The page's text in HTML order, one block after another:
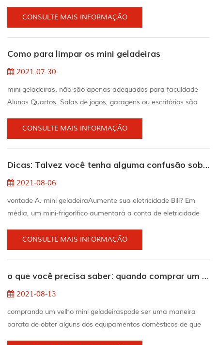
americanos cozinha. tem casa mini geladeiras. , mini frigoríficos
para dormitórios, mini geladeiras para bares, mini geladeiras
no tamanho, menor custo de energia e fre...
CONSULTE MAIS INFORMAÇÃO
Como para limpar os mini geladeiras
2021-07-30
mini geladeiras. não são apenas adequados para faculdade
Alunos Quartos. Salas de jogos, garagens ou escritórios são
manter bebidas e lanches legais e impedir que os usuários the
Trekking todo o caminho até o principal geladeira. Assim como
também ser limpo regularmente para mantê...
CONSULTE MAIS INFORMAÇÃO
Dicas: Talvez você tenha alguma confusão sobre o mini geladeira
2021-08-06
vontade A. mini geladeiraAumente sua eletricidade Bill? Em
média, um mini-frigorífico aumentará a conta de eletricidade
eletricidade variam dependendo da marca, modelo e instalação
do equipamento, bem como o estado, temporada e tempo de
diferentes Temperaturas. produtos anunciados...
CONSULTE MAIS INFORMAÇÃO
o que você precisa saber: quando comprar um minigeladeira de segunda mão
2021-08-13
comprando um velho mini geladeiraspode ser uma maneira
barata de obter alguns dos equipamentos domésticos de que